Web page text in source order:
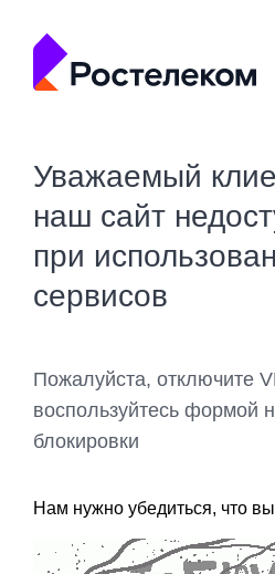
Уважаемый
наш сайт
при
сервисов
Пожалуйста, отключите
воспользуйтесь формой
блокировки
Нам нужно убедиться, что